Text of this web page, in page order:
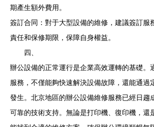
期產生額外費用。
簽訂合同：對于大型設備的維修，建議簽訂服
責任和保修期限，保障自身權益。
四、
辦公設備的正常運行是企業高效運轉的基礎。
服務，不僅能夠快速解決設備故障，還能通過
發生。北京地區的辦公設備維修服務已經日趨
可靠的技術支持。無論是打印機、復印機，還